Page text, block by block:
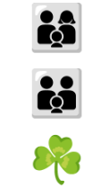
👨‍👩‍👦
👨‍👨‍👦
☘️